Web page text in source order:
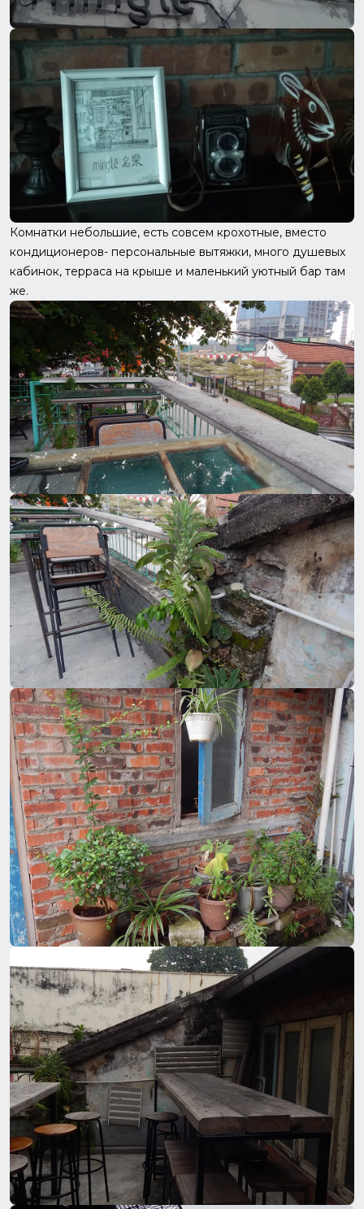
Комнатки небольшие, есть совсем крохотные, вместо
кондиционеров- персональные вытяжки, много душевых
кабинок, терраса на крыше и маленький уютный бар там
же.